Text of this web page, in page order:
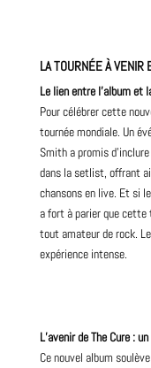
LA TOURNÉE À VENIR
Le lien entre l’album et
Pour célébrer cette
tournée mondiale. Un
Smith a promis
dans la setlist, offrant
chansons en live. Et si
a fort à parier que cette
tout amateur de rock.
expérience intense.
L’avenir de The Cure :
Ce nouvel album